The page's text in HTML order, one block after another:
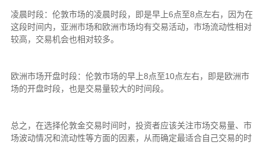
凌晨时段：伦敦市场的凌晨时段，即是早上6点至8点左右，因为在
这段时间内，亚洲市场和欧洲市场均有交易活动，市场流动性相对
较高，交易机会也相对较多。
欧洲市场开盘时段：伦敦市场的早上8点至10点左右，即是欧洲市
场的开盘时段，也是交易量较大的时间段。
总之，在选择伦敦金交易时间时，投资者应该关注市场交易量、市
场波动情况和流动性等方面的因素，从而确定最适合自己交易的时